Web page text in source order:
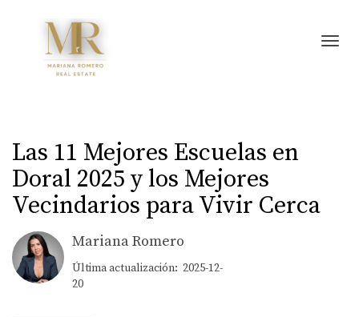
Las 11 Mejores Escuelas en
Doral 2025 y los Mejores
Vecindarios para Vivir Cerca
Mariana Romero
Última actualización: 2025-12-
20